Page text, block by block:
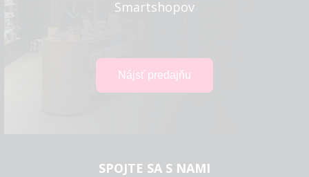
Smartshopov
SPOJTE SA S NAMI